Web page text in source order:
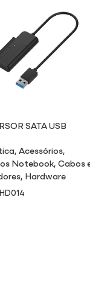
SATA USB
, Acessórios,
Notebook, Cabos
, Hardware